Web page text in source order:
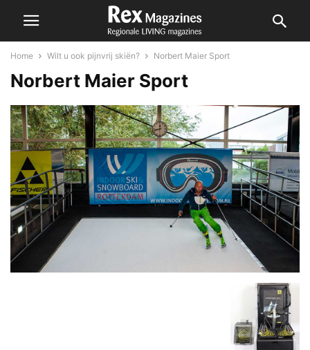
Home Wilt u ook pijnvrij skiën? Norbert Maier Sport
Norbert Maier Sport